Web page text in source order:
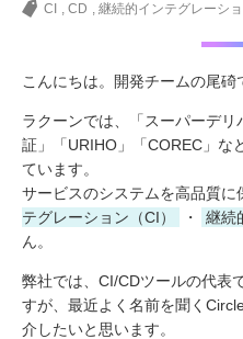
CI CD 継続的インテグレーシ
こんにちは。開発チームの尾碕
ラクーンでは、「スーパーデ
証」「URIHO」「COREC」な
ています。
サービスのシステムを高品質に
テグレーション（CI）
・ 継続
ん。
弊社では、CI/CDツールの代表
すが、最近よく名前を聞く
介したいと思います。